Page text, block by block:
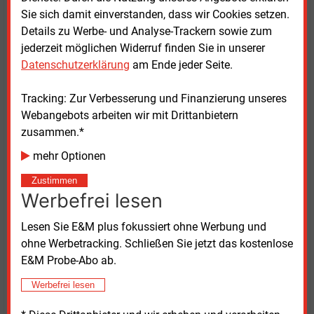
Sie sich damit einverstanden, dass wir Cookies setzen.
Details zu Werbe- und Analyse-Trackern sowie zum
jederzeit möglichen Widerruf finden Sie in unserer
Datenschutzerklärung am Ende jeder Seite.
Tracking: Zur Verbesserung und Finanzierung unseres
Webangebots arbeiten wir mit Drittanbietern
zusammen.*
mehr Optionen
Zustimmen
Werbefrei lesen
Lesen Sie E&M plus fokussiert ohne Werbung und
ohne Werbetracking. Schließen Sie jetzt das kostenlose
E&M Probe-Abo ab.
Werbefrei lesen
Den Bezug zur Windenergie nehmen ihm Kritiker
besonders übel. Ludwig Hartmann (Grüne),
Vizepräsident des Landtags, verglich den Minister mit
einem „Geisterfahrer“, der die Erschließung neuer
Windkraftunternehmen in Staatswäldern hohe
Gebühren abverlange. Die Staatsregierung verzichtet
dagegen beim Gas freiwillig auf eine Förderabgabe
wollten die Grünen wissen. Um die Suche nach neuen
Lagerstätten anzuregen, lautete die Antwort des
Wirtschaftsministeriums.
Hubert Aiwanger reagierte seinerseits mit Kritik an
den Grünen. In seiner Erklärung vom 28. Juli
bezeichnet er deren Haltung als „dreist“ und
„peinliches Eigentor“. Der Grund: „Auf Bundesebene